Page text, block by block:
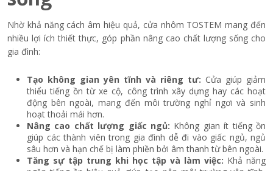
Nhờ khả năng cách âm hiệu quả, cửa nhôm TOSTEM mang đến
nhiều lợi ích thiết thực, góp phần nâng cao chất lượng sống cho
gia đình:
Tạo không gian yên tĩnh và riêng tư: Cửa giúp giảm
thiểu tiếng ồn từ xe cộ, công trình xây dựng hay các hoạt
động bên ngoài, mang đến môi trường nghỉ ngơi và sinh
hoạt thoải mái hơn.
Nâng cao chất lượng giấc ngủ: Không gian ít tiếng ồn
giúp các thành viên trong gia đình dễ đi vào giấc ngủ, ngủ
sâu hơn và hạn chế bị làm phiền bởi âm thanh từ bên ngoài.
Tăng sự tập trung khi học tập và làm việc: Khả năng